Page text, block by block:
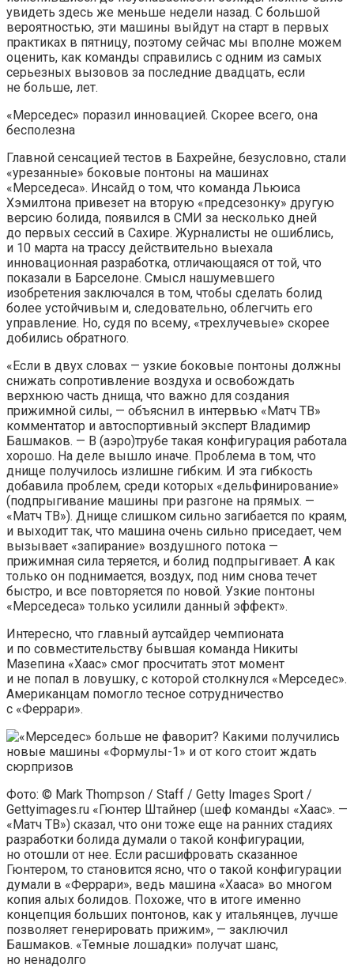
увидеть здесь же меньше недели назад. С большой
вероятностью, эти машины выйдут на старт в первых
практиках в пятницу, поэтому сейчас мы вполне можем
оценить, как команды справились с одним из самых
серьезных вызовов за последние двадцать, если
не больше, лет.
«Мерседес» поразил инновацией. Скорее всего, она
бесполезна
Главной сенсацией тестов в Бахрейне, безусловно, стали
«урезанные» боковые понтоны на машинах
«Мерседеса». Инсайд о том, что команда Льюиса
Хэмилтона привезет на вторую «предсезонку» другую
версию болида, появился в СМИ за несколько дней
до первых сессий в Сахире. Журналисты не ошиблись,
и 10 марта на трассу действительно выехала
инновационная разработка, отличающаяся от той, что
показали в Барселоне. Смысл нашумевшего
изобретения заключался в том, чтобы сделать болид
более устойчивым и, следовательно, облегчить его
управление. Но, судя по всему, «трехлучевые» скорее
добились обратного.
«Если в двух словах — узкие боковые понтоны должны
снижать сопротивление воздуха и освобождать
верхнюю часть днища, что важно для создания
прижимной силы, — объяснил в интервью «Матч ТВ»
комментатор и автоспортивный эксперт Владимир
Башмаков. — В (аэро)трубе такая конфигурация работала
хорошо. На деле вышло иначе. Проблема в том, что
днище получилось излишне гибким. И эта гибкость
добавила проблем, среди которых «дельфинирование»
(подпрыгивание машины при разгоне на прямых. —
«Матч ТВ»). Днище слишком сильно загибается по краям,
и выходит так, что машина очень сильно приседает, чем
вызывает «запирание» воздушного потока —
прижимная сила теряется, и болид подпрыгивает. А как
только он поднимается, воздух, под ним снова течет
быстро, и все повторяется по новой. Узкие понтоны
«Мерседеса» только усилили данный эффект».
Интересно, что главный аутсайдер чемпионата
и по совместительству бывшая команда Никиты
Мазепина «Хаас» смог просчитать этот момент
и не попал в ловушку, с которой столкнулся «Мерседес».
Американцам помогло тесное сотрудничество
с «Феррари».
Фото: © Mark Thompson / Staff / Getty Images Sport /
Gettyimages.ru «Гюнтер Штайнер (шеф команды «Хаас». —
«Матч ТВ») сказал, что они тоже еще на ранних стадиях
разработки болида думали о такой конфигурации,
но отошли от нее. Если расшифровать сказанное
Гюнтером, то становится ясно, что о такой конфигурации
думали в «Феррари», ведь машина «Хааса» во многом
копия алых болидов. Похоже, что в итоге именно
концепция больших понтонов, как у итальянцев, лучше
позволяет генерировать прижим», — заключил
Башмаков. «Темные лошадки» получат шанс,
но ненадолго